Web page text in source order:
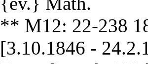
** M12: 22-238
[3.10.1846 -